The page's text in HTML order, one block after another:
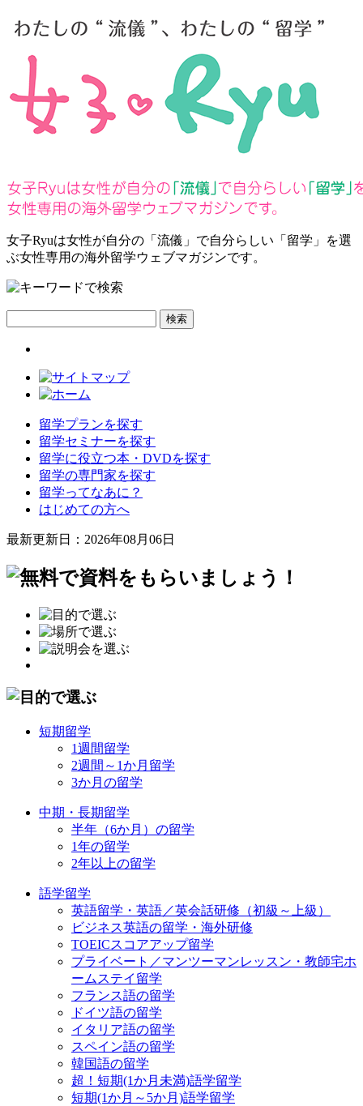
女子Ryuは女性が自分の 「流儀」 で自分らしい 「留学」
を選
ぶ女性専用の海外留学ウェブマガジンです。
検索
留学プランを探す
留学セミナーを探す
留学に役立つ本・DVDを探す
留学の専門家を探す
留学ってなあに？
はじめての方へ
最新更新日：2026年08月06日
短期留学
1週間留学
2週間～1か月留学
3か月の留学
中期・長期留学
半年（6か月）の留学
1年の留学
2年以上の留学
語学留学
英語留学・英語／英会話研修（初級～上級）
ビジネス英語の留学・海外研修
TOEICスコアアップ留学
プライベート／マンツーマンレッスン・教師宅ホ
ームステイ留学
フランス語の留学
ドイツ語の留学
イタリア語の留学
スペイン語の留学
韓国語の留学
超！短期(1か月未満)語学留学
短期(1か月～5か月)語学留学